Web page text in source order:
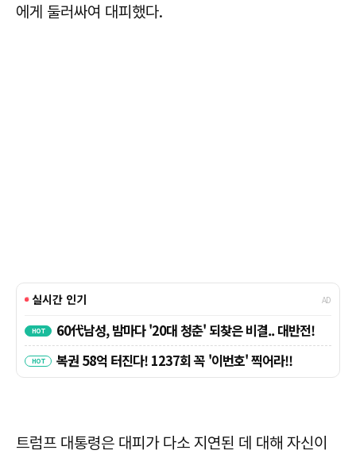
에게 둘러싸여 대피했다.
트럼프 대통령은 대피가 다소 지연된 데 대해 자신이